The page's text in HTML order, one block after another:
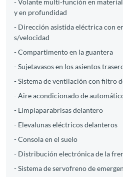
- Volante multi-función en
y en profundidad
- Dirección asistida eléctrica con
s/velocidad
- Compartimento en la guantera
- Sujetavasos en los asientos
- Sistema de ventilación con filtro
- Aire acondicionado de
- Limpiaparabrisas delantero
- Elevalunas eléctricos delanteros
- Consola en el suelo
- Distribución electrónica de la
- Sistema de servofreno de